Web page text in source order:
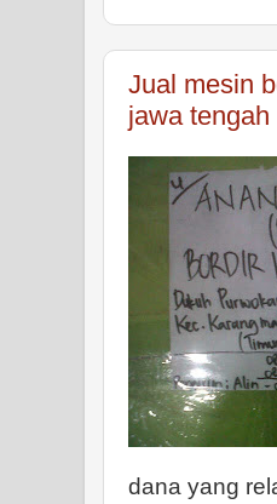
Jual mesin
jawa tengah
dana yang